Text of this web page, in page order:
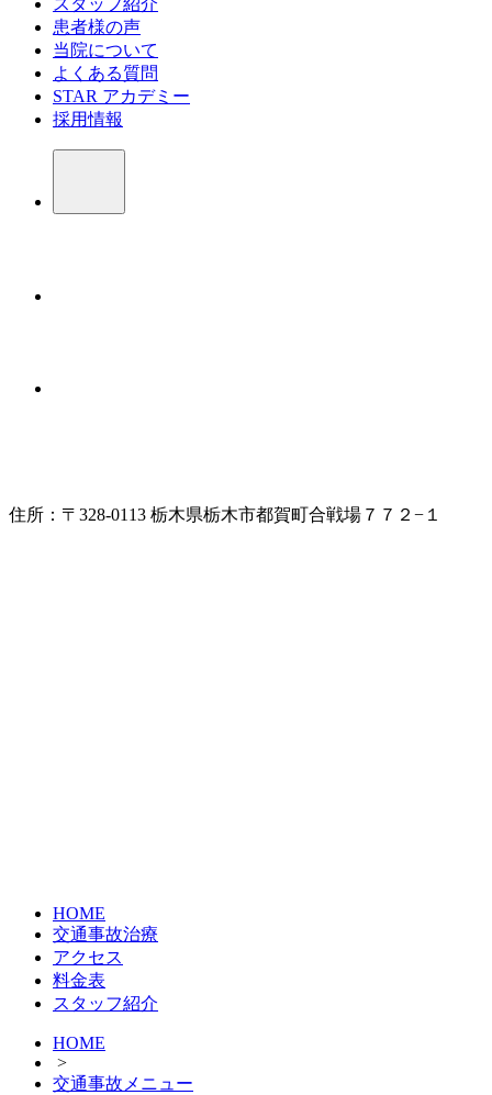
スタッフ紹介
患者様の声
当院について
よくある質問
STAR アカデミー
採用情報
住所：〒328-0113 栃木県栃木市都賀町合戦場７７２−１
HOME
交通事故治療
アクセス
料金表
スタッフ紹介
HOME
>
交通事故メニュー